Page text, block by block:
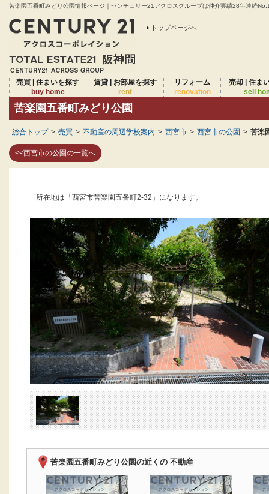
苦楽園五番町みどり公園情報ページ｜センチュリー21アクロスグループは仲介実績28年連続
トップページへ
売買 | 住まいを探す
buy home
賃貸 | お部屋を探す
rent
リフォーム
renovation
売却 | 住ま
sell
苦楽園五番町みどり公園
総合トップ > 売買 > 不動産の周辺学校案内 > 西宮市 > 西宮市の公園 > 苦楽
<<西宮市の公園の一覧へ
所在地は「西宮市苦楽園五番町2-32」になります。
苦楽園五番町みどり公園の近くの 不動産